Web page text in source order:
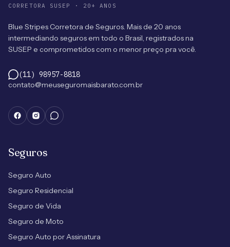
CORRETORA SUSEP · 20+ ANOS
Blue Stripes Corretora de Seguros. Mais de 20 anos
intermediando seguros em todo o Brasil, registrados na
SUSEP e comprometidos com o menor preço pra você.
(11) 98957-8818
contato@meuseguromaisbarato.com.br
Seguros
Seguro Auto
Seguro Residencial
Seguro de Vida
Seguro de Moto
Seguro Auto por Assinatura